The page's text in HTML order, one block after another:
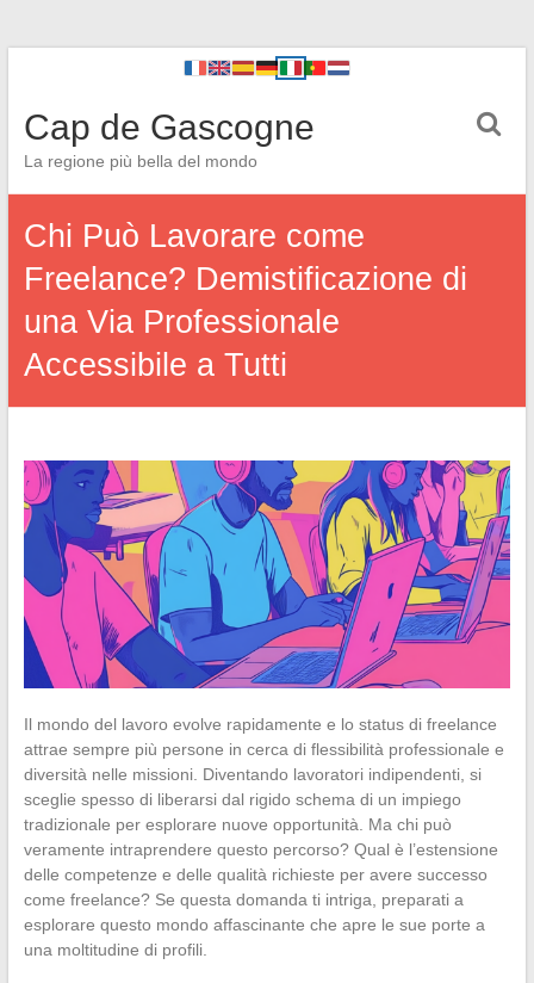
Cap de Gascogne
La regione più bella del mondo
Chi Può Lavorare come
Freelance? Demistificazione di
una Via Professionale
Accessibile a Tutti
Il mondo del lavoro evolve rapidamente e lo status di freelance
attrae sempre più persone in cerca di flessibilità professionale e
diversità nelle missioni. Diventando lavoratori indipendenti, si
sceglie spesso di liberarsi dal rigido schema di un impiego
tradizionale per esplorare nuove opportunità. Ma chi può
veramente intraprendere questo percorso? Qual è l’estensione
delle competenze e delle qualità richieste per avere successo
come freelance? Se questa domanda ti intriga, preparati a
esplorare questo mondo affascinante che apre le sue porte a
una moltitudine di profili.